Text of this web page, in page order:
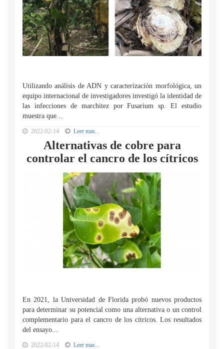
Utilizando análisis de ADN y caracterización morfológica, un
equipo internacional de investigadores investigó la identidad de
las infecciones de marchitez por Fusarium sp. El estudio
muestra que...
2022-02-14 Leer mas...
Alternativas de cobre para
controlar el cancro de los cítricos
En 2021, la Universidad de Florida probó nuevos productos
para determinar su potencial como una alternativa o un control
complementario para el cancro de los cítricos. Los resultados
del ensayo...
2022-02-14 Leer mas...